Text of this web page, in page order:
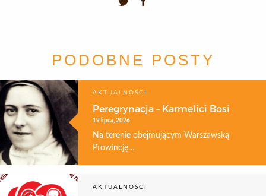
PODOBNE POSTY
AKTUALNOŚCI
Peregrynacja – Karmelici Bosi
19 lipca, 2026
Na terenie obejmującym Warszawską
Prowincję…
AKTUALNOŚCI